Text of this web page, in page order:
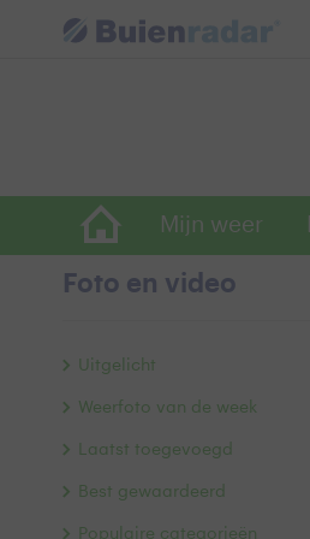
Mijn weer
Foto en video
Uitgelicht
Weerfoto van de week
Laatst toegevoegd
Best gewaardeerd
Populaire categorieën